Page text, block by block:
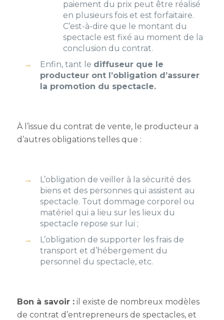
paiement du prix peut être réalisé
en plusieurs fois et est forfaitaire.
C’est-à-dire que le montant du
spectacle est fixé au moment de la
conclusion du contrat.
Enfin, tant le diffuseur que le
producteur ont l’obligation d’assurer
la promotion du spectacle.
À l’issue du contrat de vente, le producteur a
d’autres obligations telles que :
L’obligation de veiller à la sécurité des
biens et des personnes qui assistent au
spectacle. Tout dommage corporel ou
matériel qui a lieu sur les lieux du
spectacle repose sur lui ;
L’obligation de supporter les frais de
transport et d’hébergement du
personnel du spectacle, etc.
Bon à savoir :il existe de nombreux modèles
de contrat d’entrepreneurs de spectacles, et